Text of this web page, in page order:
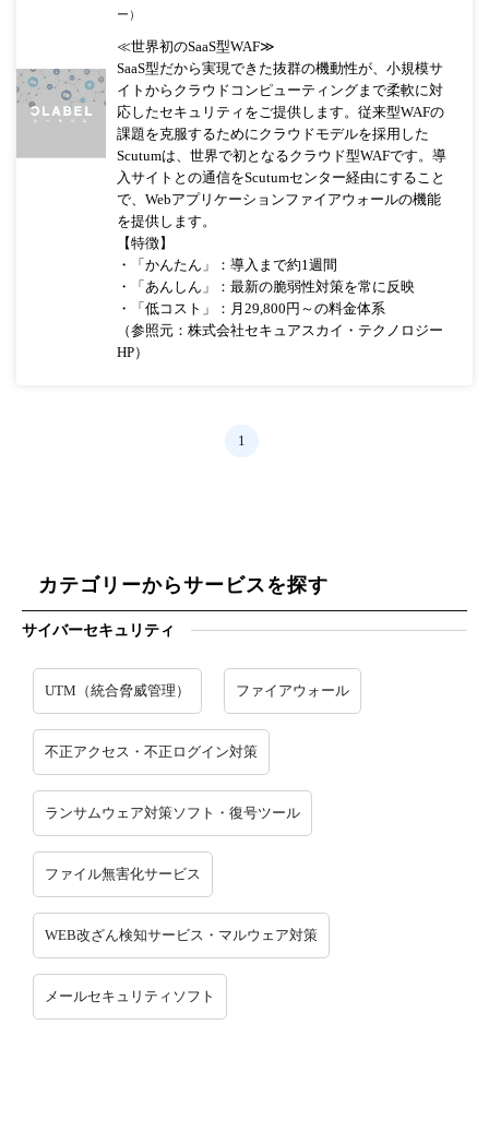
ー）
≪世界初のSaaS型WAF≫
SaaS型だから実現できた抜群の機動性が、小規模サ
イトからクラウドコンピューティングまで柔軟に対
応したセキュリティをご提供します。従来型WAFの
課題を克服するためにクラウドモデルを採用した
Scutumは、世界で初となるクラウド型WAFです。導
入サイトとの通信をScutumセンター経由にすること
で、Webアプリケーションファイアウォールの機能
を提供します。
【特徴】
・「かんたん」：導入まで約1週間
・「あんしん」：最新の脆弱性対策を常に反映
・「低コスト」：月29,800円～の料金体系
（参照元：株式会社セキュアスカイ・テクノロジー
HP）
1
カテゴリーからサービスを探す
サイバーセキュリティ
UTM（統合脅威管理） ファイアウォール
不正アクセス・不正ログイン対策
ランサムウェア対策ソフト・復号ツール
ファイル無害化サービス
WEB改ざん検知サービス・マルウェア対策
メールセキュリティソフト